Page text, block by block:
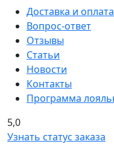
Доставка и оплата
Вопрос-ответ
Отзывы
Статьи
Новости
Контакты
Программа
5,0
Узнать статус заказа